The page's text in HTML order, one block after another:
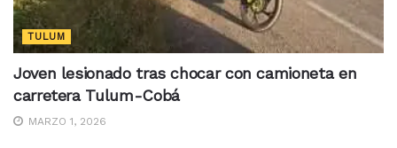
TULUM
Joven lesionado tras chocar con camioneta en
carretera Tulum-Cobá
MARZO 1, 2026